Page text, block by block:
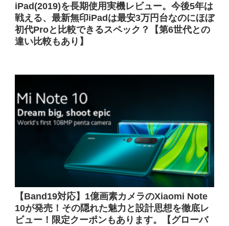
iPad(2019)を長期使用実機レビュー。今後5年は
戦える、最新無印iPadは最安3万円台なのにほぼ
初代Proと比較できるスペック？【第6世代との
違い比較もあり】
【Band19対応】1億画素カメラのXiaomi Note
10が発売！その隠れた魅力と設計思想を徹底レ
ビュー！限定クーポンもあります。【グローバ